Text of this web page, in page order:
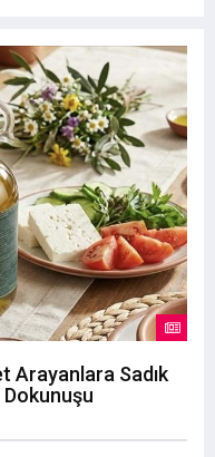
Arayanlara Sadık
Dokunuşu